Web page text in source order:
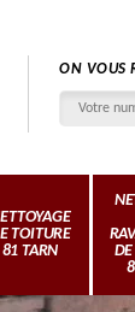
ON VOUS
TOITURE
81 TARN